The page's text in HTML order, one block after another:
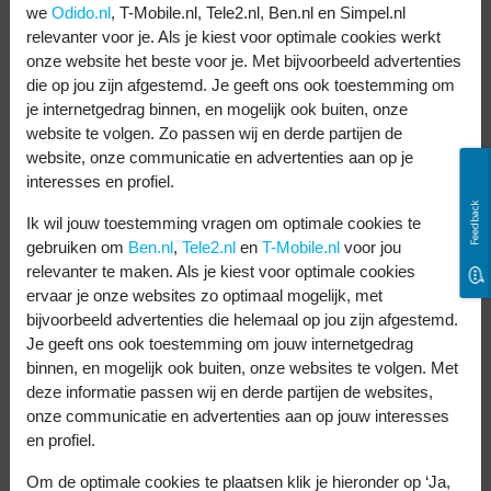
De locatie van je
gedownloade
bestanden wijzigen
Wil je de locatie van je downloads
veranderen? Dat kan. Zo doe je het:
Open de Instellingen app.
Ga naar Safari en tik op ‘Downloads’.
Kies de juiste locatie bij ‘Bewaar
gedownloade bestanden op’.
Bijvoorbeeld op je iCloud Drive of op je
Feedback
we Odido.nl, T-Mobile.nl, Tele2.nl, Ben.nl en Simpel.nl
relevanter voor je. Als je kiest voor optimale cookies werkt
onze website het beste voor je. Met bijvoorbeeld advertenties
die op jou zijn afgestemd. Je geeft ons ook toestemming om
je internetgedrag binnen, en mogelijk ook buiten, onze
website te volgen. Zo passen wij en derde partijen de
website, onze communicatie en advertenties aan op je
interesses en profiel.
Ik wil jouw toestemming vragen om optimale cookies te
gebruiken om Ben.nl, Tele2.nl en T-Mobile.nl voor jou
relevanter te maken. Als je kiest voor optimale cookies
ervaar je onze websites zo optimaal mogelijk, met
bijvoorbeeld advertenties die helemaal op jou zijn afgestemd.
Je geeft ons ook toestemming om jouw internetgedrag
binnen, en mogelijk ook buiten, onze websites te volgen. Met
deze informatie passen wij en derde partijen de websites,
onze communicatie en advertenties aan op jouw interesses
en profiel.
Om de optimale cookies te plaatsen klik je hieronder op ‘Ja,